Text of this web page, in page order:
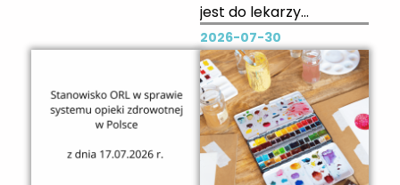
szkoleniach z Systemu
Kształcenia
Pracowników
ponownie zwracamy się
jest do lekarzy
pracujących w
obszarze zdrowia
psychicznego. Dotyczy
diagnozowania
uzależnień
behawioralnych na
podstawie klasyfikacji
2026-07-30